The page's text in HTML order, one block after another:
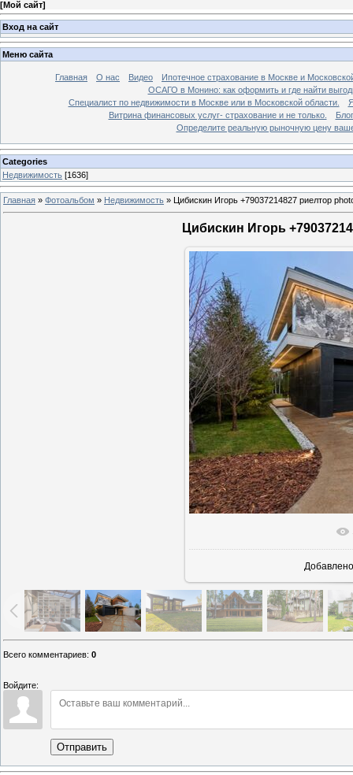
[Мой сайт]
Вход на сайт
Меню сайта
Главная О нас Видео
Ипотечное страхование в Москве и
ОСАГО в Монино: как оформить и где найти
Специалист по недвижимости в Москве или в Московской области.
Витрина финансовых услуг- страхование и не только.
Блог
Определите реальную рыночную цену
Categories
Недвижимость [1636]
Главная » Фотоальбом » Недвижимость » Цибискин Игорь +79037214827 риелтор
Цибискин Игорь
В
Добавлено
Всего комментариев: 0
Войдите:
Отправить